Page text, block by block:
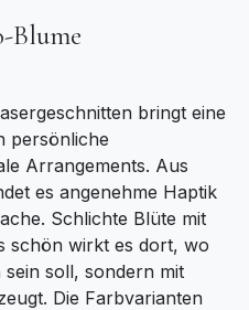
Blume
bringt eine
persönliche
Arrangements. Aus
es angenehme Haptik
Schlichte Blüte mit
schön wirkt es dort, wo
soll, sondern mit
Die Farbvarianten